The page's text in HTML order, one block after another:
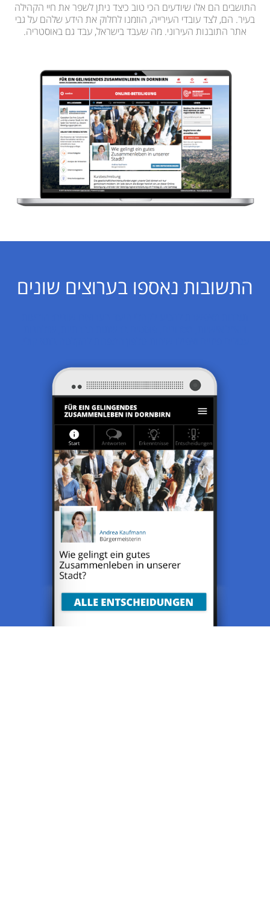
התושבים הם אלו שיודעים הכי טוב כיצד ניתן לשפר את חיי הקהילה
בעיר. הם, לצד עובדי העירייה, הוזמנו לחלוק את הידע שלהם על גבי
אתר התובנות העירוני. מה שעבד בישראל, עבד גם באוסטריה.
התשובות נאספו בערוצים שונים